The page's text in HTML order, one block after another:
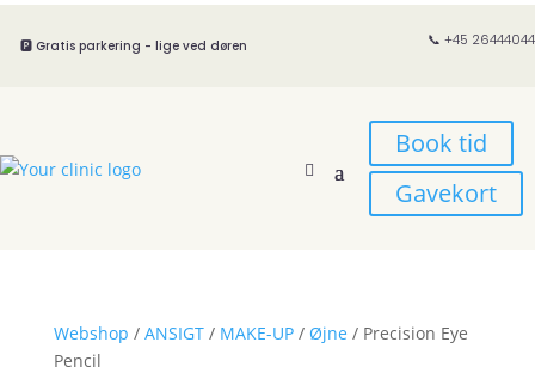
🅿️ Gratis parkering - lige ved døren 📞 +45 26444044
Book tid
Gavekort
Webshop / ANSIGT/ MAKE-UP/ Øjne / Precision Eye
Pencil